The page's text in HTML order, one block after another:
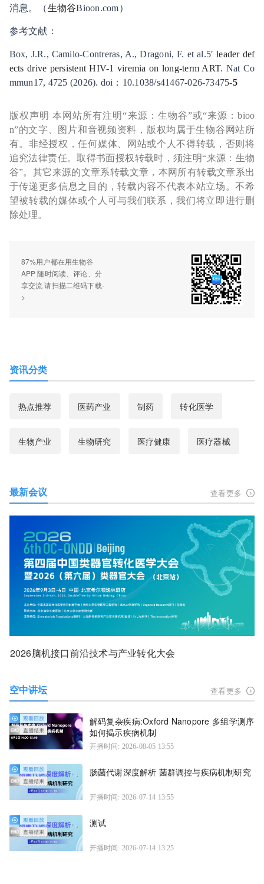
消息。（生物谷Bioon.com）
参考文献：
Box, J.R., Camilo-Contreras, A., Dragoni, F. et al.5′ leader def
ects drive persistent HIV-1 viremia on long-term ART. Nat Co
mmun17, 4725 (2026). doi：10.1038/s41467-026-73475-5
版权声明 本网站所有注明“来源：生物谷”或“来源：bioo
n”的文字、图片和音视频资料，版权均属于生物谷网站所
有。非经授权，任何媒体、网站或个人不得转载，否则将
追究法律责任。取得书面授权转载时，须注明“来源：生物
谷”。其它来源的文章系转载文章，本网所有转载文章系出
于传递更多信息之目的，转载内容不代表本站立场。不希
望被转载的媒体或个人可与我们联系，我们将立即进行删
除处理。
87%用户都在用生物谷
APP 随时阅读、评论、分
享交流 请扫描二维码下载-
>
资讯分类
热点推荐 医药产业 制药 转化医学
生物产业 生物研究 医疗健康 医疗器械
最新会议 查看更多
2026脑机接口前沿技术与产业转化大会
空中讲坛 查看更多
解码复杂疾病:Oxford Nanopore 多组学测序
如何揭示疾病机制
开播时间: 2026-08-05 13:55
肠菌代谢深度解析 菌群调控与疾病机制研究
开播时间: 2026-07-14 13:55
测试
开播时间: 2026-07-14 13:25